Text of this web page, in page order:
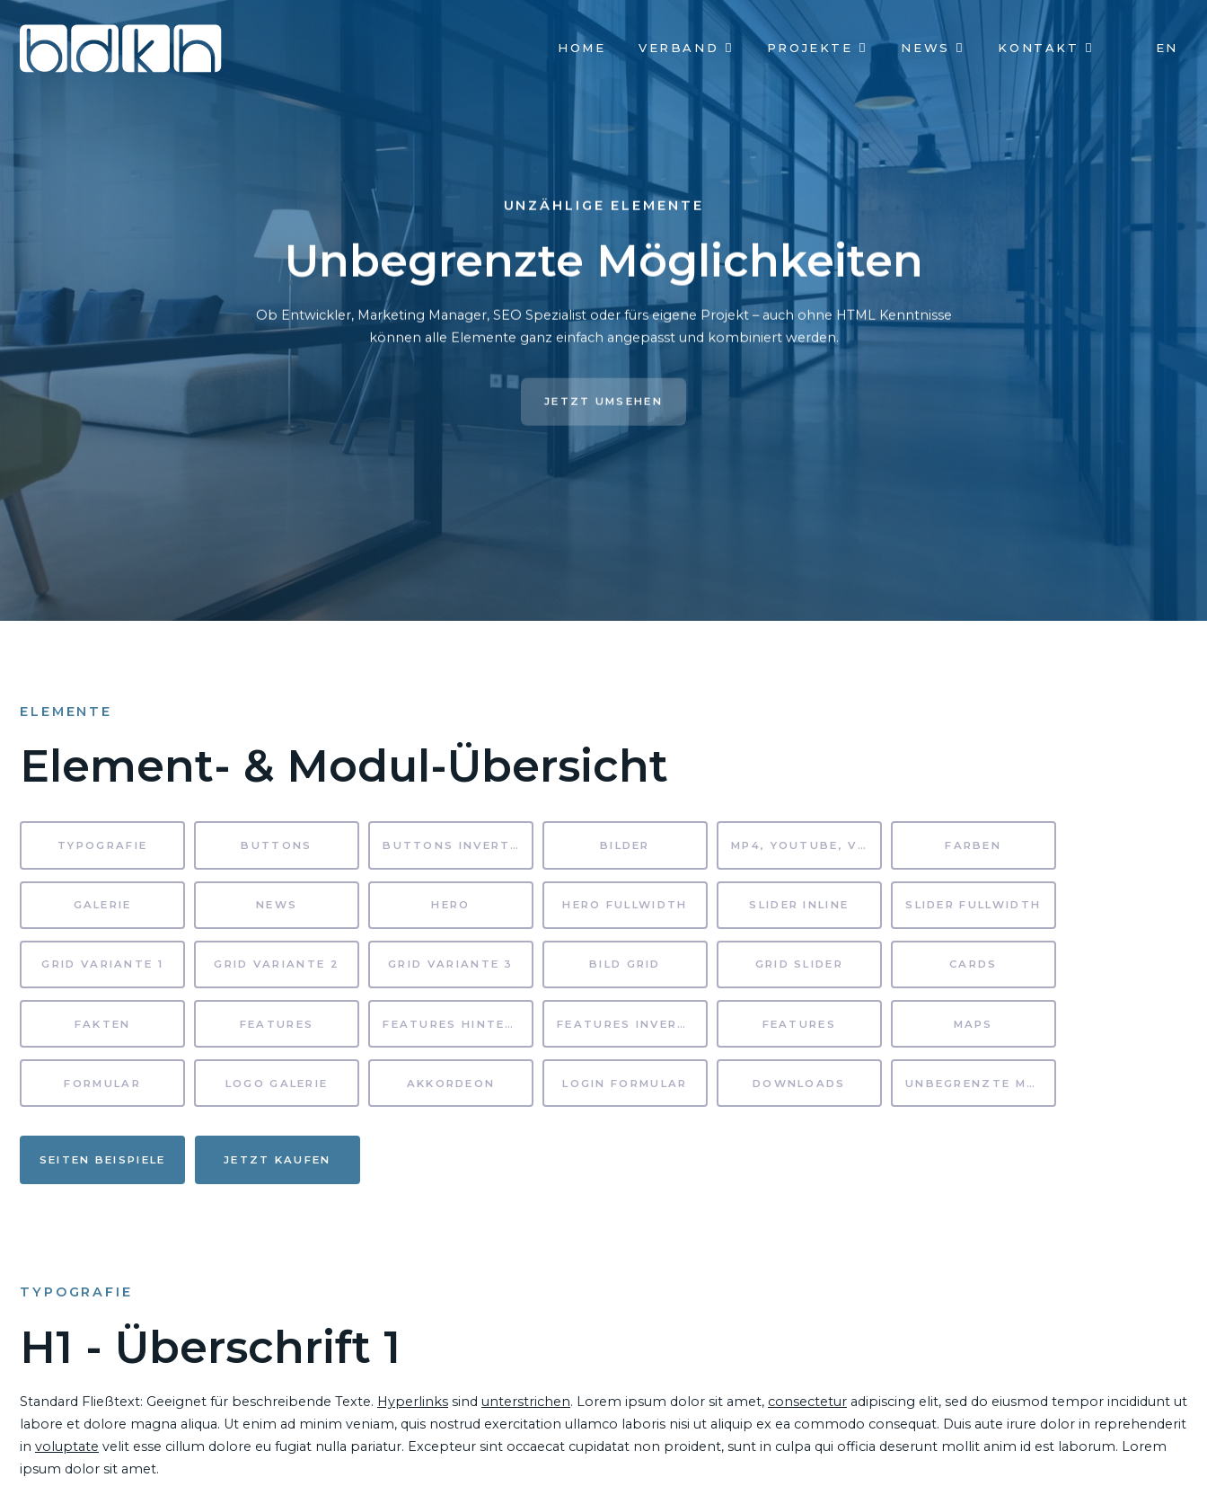
NAVIGATION
ÜBERSPRINGEN
HOME VERBAND PROJEKTE NEWS KONTAKT EN
UNZÄHLIGE ELEMENTE
Unbegrenzte Möglichkeiten
Ob Entwickler, Marketing Manager, SEO Spezialist oder fürs eigene Projekt – auch ohne HTML Kenntnisse
können alle Elemente ganz einfach angepasst und kombiniert werden.
JETZT UMSEHEN
ELEMENTE
Element- & Modul-Übersicht
TYPOGRAFIE BUTTONS BUTTONS INVERTIERT BILDER MP4, YOUTUBE, VIMEO FARBEN
GALERIE NEWS HERO HERO FULLWIDTH SLIDER INLINE SLIDER FULLWIDTH
GRID VARIANTE 1 GRID VARIANTE 2 GRID VARIANTE 3 BILD GRID GRID SLIDER CARDS
FAKTEN FEATURES FEATURES HINTERGRUND FEATURES INVERTIERT FEATURES MAPS
FORMULAR LOGO GALERIE AKKORDEON LOGIN FORMULAR DOWNLOADS UNBEGRENZTE MÖGLICHKEITEN
SEITEN BEISPIELE JETZT KAUFEN
TYPOGRAFIE
H1 - Überschrift 1
Standard Fließtext: Geeignet für beschreibende Texte. Hyperlinks sind unterstrichen. Lorem ipsum dolor sit amet, consectetur adipiscing elit, sed do eiusmod tempor incididunt ut
labore et dolore magna aliqua. Ut enim ad minim veniam, quis nostrud exercitation ullamco laboris nisi ut aliquip ex ea commodo consequat. Duis aute irure dolor in reprehenderit
in voluptate velit esse cillum dolore eu fugiat nulla pariatur. Excepteur sint occaecat cupidatat non proident, sunt in culpa qui officia deserunt mollit anim id est laborum. Lorem
ipsum dolor sit amet.